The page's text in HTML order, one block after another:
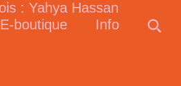
E-boutique Info